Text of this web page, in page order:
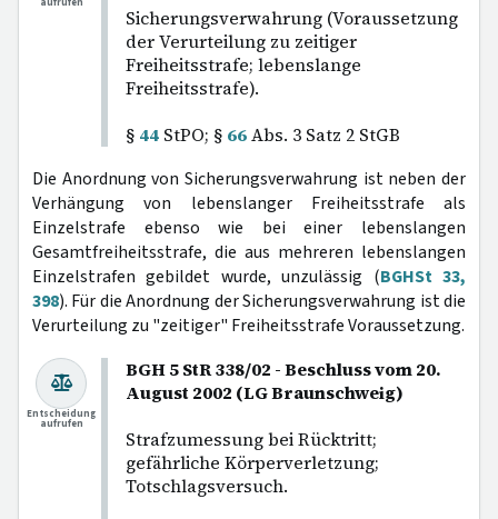
Sicherungsverwahrung (Voraussetzung
der Verurteilung zu zeitiger
Freiheitsstrafe; lebenslange
Freiheitsstrafe).
§ 44 StPO; § 66Abs. 3 Satz 2 StGB
Die Anordnung von Sicherungsverwahrung ist neben der
Verhängung von lebenslanger Freiheitsstrafe als
Einzelstrafe ebenso wie bei einer lebenslangen
Gesamtfreiheitsstrafe, die aus mehreren lebenslangen
Einzelstrafen gebildet wurde, unzulässig (BGHSt 33,
398). Für die Anordnung der Sicherungsverwahrung ist die
Verurteilung zu "zeitiger" Freiheitsstrafe Voraussetzung.
BGH 5 StR 338/02 - Beschluss vom 20.
August 2002 (LG Braunschweig)
Strafzumessung bei Rücktritt;
gefährliche Körperverletzung;
Totschlagsversuch.
Entscheidung
aufrufen